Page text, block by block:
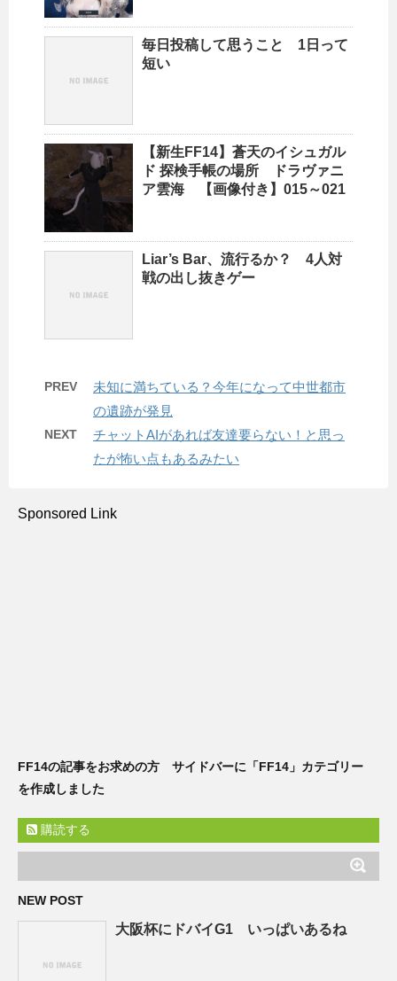
毎日投稿して思うこと 1日って
短い
【新生FF14】蒼天のイシュガル
ド 探検手帳の場所 ドラヴァニ
ア雲海 【画像付き】015～021
Liar’s Bar、流行るか？ 4人対
戦の出し抜きゲー
PREV
未知に満ちている？今年になって中世都市
の遺跡が発見
NEXT
チャットAIがあれば友達要らない！と思っ
たが怖い点もあるみたい
Sponsored Link
FF14の記事をお求めの方 サイドバーに「FF14」カテゴリー
を作成しました
購読する
NEW POST
大阪杯にドバイG1 いっぱいあるね